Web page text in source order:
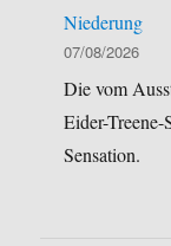
Niederung
07/08/2026
Die vom
Eider-
Sensation.